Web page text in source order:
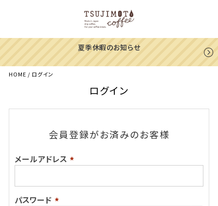
夏季休暇のお知らせ
HOME ログイン
ログイン
会員登録がお済みのお客様
メールアドレス
須)
パスワード